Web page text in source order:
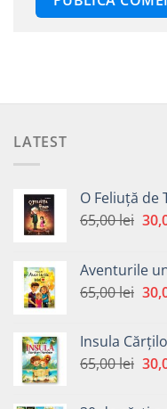
LATEST
O Feliuță de
65,00lei
Aventurile
65,00lei
Insula
65,00lei